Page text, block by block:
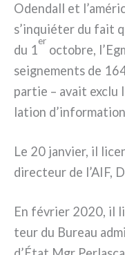
Odendall et
s’inquiéter du fait
du 1
er
octo­bre,
sei­gne­men­ts de
par­tie – avait exclu
la­tion
Le 20 jan­vier, il
directeur de l’AIF,
En février 2020, il
teur du Bureau